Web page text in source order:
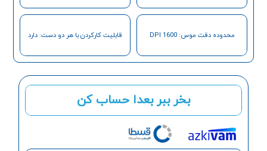
بخر ببر بعدا حساب کن
محدوده دقت موس: 1600 DPI قابلیت کارکردن با هر دو دست: دارد